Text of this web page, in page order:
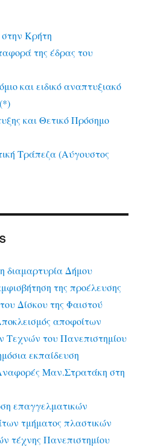
Κρήτη
της έδρας του
και ειδικό αναπτυξιακό
και Θετικό Πρόσημο
Τράπεζα (Αύγουστος
διαμαρτυρία Δήμου
της προέλευσης
Δίσκου της Φαιστού
αποφοίτων
Τεχνών του Πανεπιστημίου
εκπαίδευση
Μαν.Στρατάκη στη
επαγγελματικών
τμήματος πλαστικών
τέχνης Πανεπιστημίου